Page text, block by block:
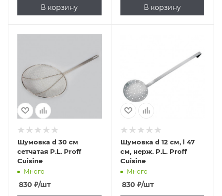
В корзину В корзину
Шумовка d 30 см
сетчатая P.L. Proff
Cuisine
Много
830 ₽/шт
Шумовка d 12 см, l 47
см, нерж. P.L. Proff
Cuisine
Много
830 ₽/шт